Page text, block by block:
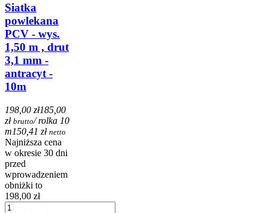
Siatka
powlekana
PCV - wys.
1,50 m , drut
3,1 mm -
antracyt -
10m
198,00 zł185,00
zł brutto/ rolka 10
m150,41 zł netto
Najniższa cena
w okresie 30 dni
przed
wprowadzeniem
obniżki to
198,00 zł